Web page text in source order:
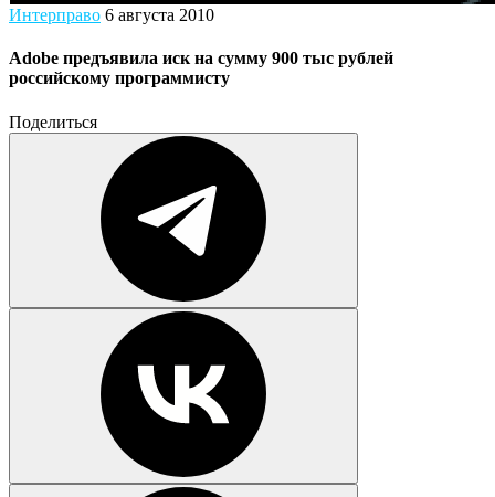
Интерправо 6 августа 2010
Adobe предъявила иск на сумму 900 тыс рублей
российскому программисту
Поделиться